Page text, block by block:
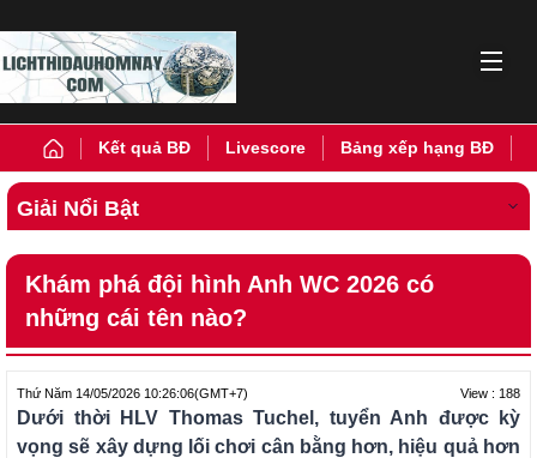
Kết quả BĐ Livescore Bảng xếp hạng BĐ
Giải Nổi Bật
Khám phá đội hình Anh WC 2026 có
những cái tên nào?
Thứ Năm 14/05/2026 10:26:06(GMT+7) View : 188
Dưới thời HLV Thomas Tuchel, tuyển Anh được kỳ
vọng sẽ xây dựng lối chơi cân bằng hơn, hiệu quả hơn